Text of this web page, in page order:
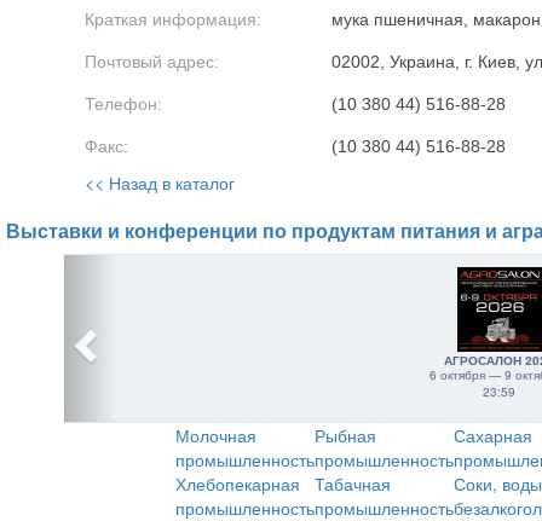
Краткая информация: мука пшеничная,
Почтовый адрес: 02002, Украина, г. Киев,
Телефон: (10 380 44) 516-88-28
Факс: (10 380 44) 516-88-28
<< Назад в каталог
Выставки и конференции по продуктам питания и
АГРОСАЛОН
6 октября — 9
23:59
Молочная
промышленность
Рыбная
промышленность
Сахарная
Хлебопекарная
промышленность
Табачная
промышленность
Соки,